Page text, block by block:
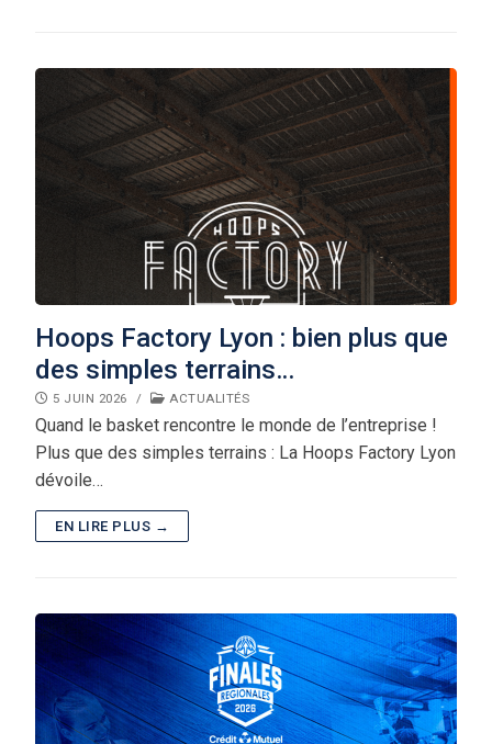
Hoops Factory Lyon : bien plus que
des simples terrains…
5 JUIN 2026 / ACTUALITÉS
Quand le basket rencontre le monde de l’entreprise !
Plus que des simples terrains : La Hoops Factory Lyon
dévoile…
EN LIRE PLUS →